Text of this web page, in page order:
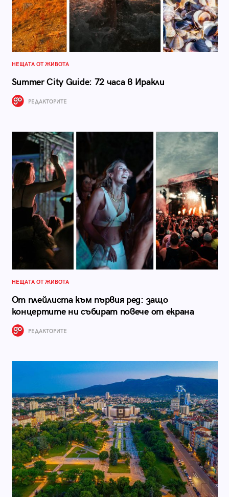
НЕЩАТА ОТ ЖИВОТА
Summer City Guide: 72 часа в Иракли
РЕДАКТОРИТЕ
НЕЩАТА ОТ ЖИВОТА
От плейлиста към първия ред: защо
концертите ни събират повече от екрана
РЕДАКТОРИТЕ